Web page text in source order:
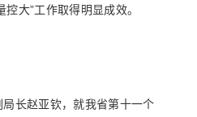
大”工作取得明显成效。
长赵亚钦，就我省第十一个